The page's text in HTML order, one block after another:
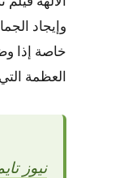
وإيجاد
خاصة إذا
العظمة
نيوز